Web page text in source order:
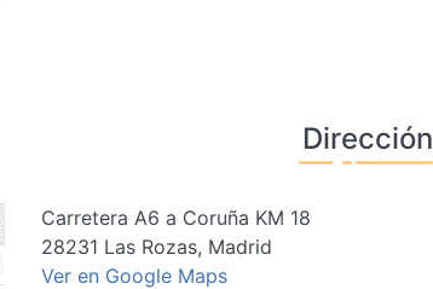
Dirección
Carretera A6 a Coruña KM 18
28231 Las Rozas, Madrid
Ver en Google Maps